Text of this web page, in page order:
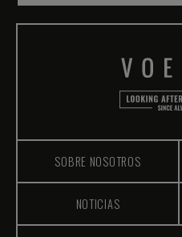
SOBRE NOSOTROS
NOTICIAS